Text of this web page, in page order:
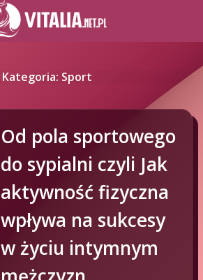
Kategoria: Sport
Od pola sportowego
do sypialni czyli Jak
aktywność fizyczna
wpływa na sukcesy
w życiu intymnym